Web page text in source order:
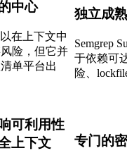
中心
在上下文中
险，但它并
单平台出
独立成
Semgrep
于依赖可
险、
可利用性
上下文
专门的